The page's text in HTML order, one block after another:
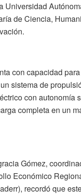
Universidad
de Ciencia,
con capacidad
sistema de
con autonomía
completa en un
Gómez,
Económico
recordó que